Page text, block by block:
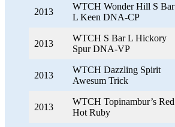
2013
WTCH Wonder Hill S Bar
L Keen DNA-CP
2013
WTCH S Bar L Hickory
Spur DNA-VP
2013
WTCH Dazzling Spirit
Awesum Trick
2013
WTCH Topinambur’s Red
Hot Ruby